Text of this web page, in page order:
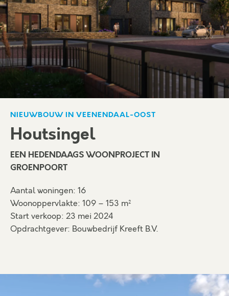
NIEUWBOUW IN VEENENDAAL-OOST
Houtsingel
EEN HEDENDAAGS WOONPROJECT IN
GROENPOORT
Aantal woningen: 16
Woonoppervlakte: 109 – 153 m²
Start verkoop: 23 mei 2024
Opdrachtgever: Bouwbedrijf Kreeft B.V.